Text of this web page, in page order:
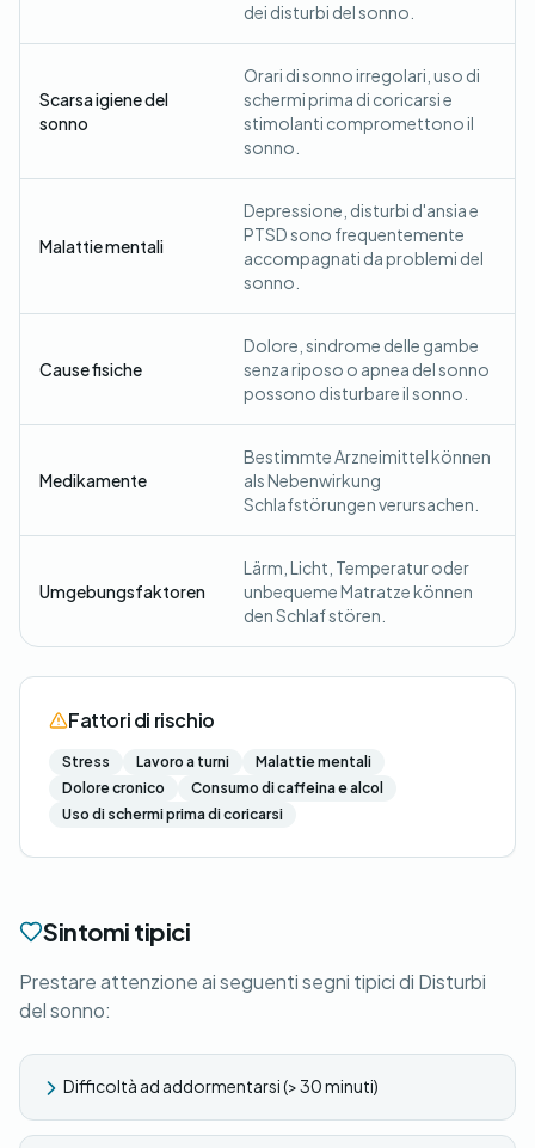
dei disturbi del sonno.
Scarsa igiene del
sonno
Orari di sonno irregolari, uso di
schermi prima di coricarsi e
stimolanti compromettono il
sonno.
Malattie mentali
Depressione, disturbi d'ansia e
PTSD sono frequentemente
accompagnati da problemi del
sonno.
Cause fisiche
Dolore, sindrome delle gambe
senza riposo o apnea del sonno
possono disturbare il sonno.
Medikamente
Bestimmte Arzneimittel können
als Nebenwirkung
Schlafstörungen verursachen.
Umgebungsfaktoren
Lärm, Licht, Temperatur oder
unbequeme Matratze können
den Schlaf stören.
Fattori di rischio
Stress Lavoro a turni
Malattie mentali
Dolore cronico
Consumo di caffeina e alcol
Uso di schermi prima di coricarsi
Sintomi tipici
Prestare attenzione ai seguenti segni tipici di Disturbi
del sonno:
Difficoltà ad addormentarsi (> 30 minuti)